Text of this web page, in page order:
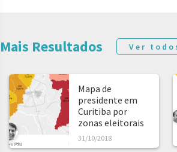
Mais Resultados Ver
Mapa de
presidente em
Curitiba por
zonas eleitorais
31/10/2018